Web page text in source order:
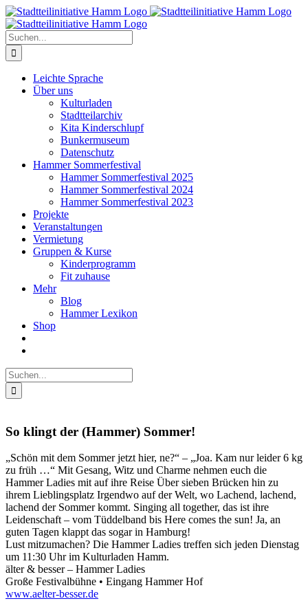
Zum
Inhalt
springen
Suche
nach:
Leichte Sprache
Über uns
Kulturladen
Stadtteilarchiv
Kita Kinderschlupf
Bunkermuseum
Datenschutz
Hammer Sommerfestival
Hammer Sommerfestival 2025
Hammer Sommerfestival 2024
Hammer Sommerfestival 2023
Projekte
Veranstaltungen
Vermietung
Gruppen & Kurse
Kinderprogramm
Fit zuhause
Mehr
Blog
Hammer Lexikon
Shop
Suche
nach:
So klingt der (Hammer) Sommer!
„Schön mit dem Sommer jetzt hier, ne?“ – „Joa. Kam nur leider 6 kg
zu früh …“ Mit Gesang, Witz und Charme nehmen euch die
Hammer Ladies mit auf ihre Reise Über sieben Brücken hin zu
ihrem Lieblingsplatz Irgendwo auf der Welt, wo Lachend, lachend,
lachend der Sommer kommt. Singing all together, das ist ihre
Leidenschaft – vom Tüddelband bis Here comes the sun! Ja, an
guten Tagen klappt das sogar in Hamburg!
Lust mitzumachen? Die Hammer Ladies treffen sich jeden Dienstag
um 11:30 Uhr im Kulturladen Hamm.
älter & besser – Hammer Ladies
Große Festivalbühne • Eingang Hammer Hof
www.aelter-besser.de